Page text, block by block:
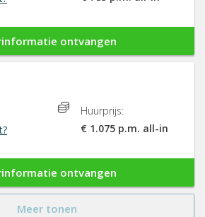
ontvangen
Huurprijs:
€ 1.075 p.m. all-in
ontvangen
Meer tonen